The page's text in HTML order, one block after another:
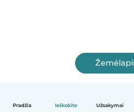
Pradžia Ieškokite Užsakymai